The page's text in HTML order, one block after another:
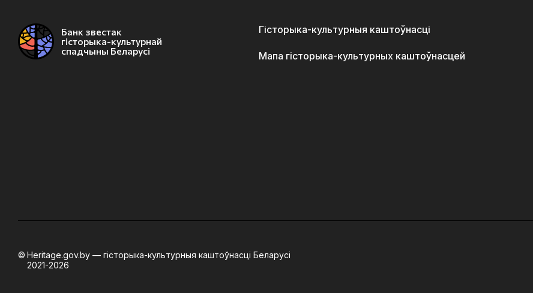
Банк звестак
гісторыка-культурнай
спадчыны Беларусі
Гісторыка-культурныя каштоўнасці
Мапа гісторыка-культурных каштоўнасцей
Heritage.gov.by — гісторыка-культурныя каштоўнасці Беларусі
2021-2026